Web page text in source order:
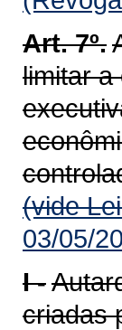
Art. 7º.
limitar a
(vide
03/05/
I -
criadas